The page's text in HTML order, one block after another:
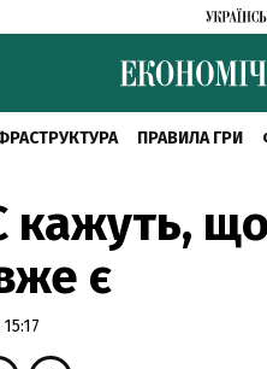
ПРАВИЛА ГРИ
що
є